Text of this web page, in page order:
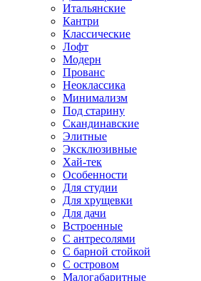
Итальянские
Кантри
Классические
Лофт
Модерн
Прованс
Неоклассика
Минимализм
Под старину
Скандинавские
Элитные
Эксклюзивные
Хай-тек
Особенности
Для студии
Для хрущевки
Для дачи
Встроенные
С антресолями
С барной стойкой
С островом
Малогабаритные